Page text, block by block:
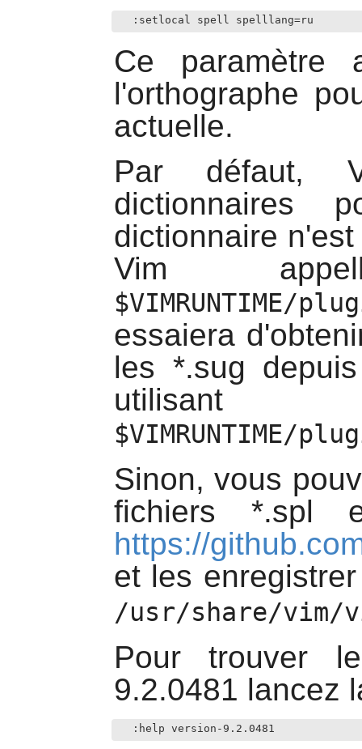
:setlocal spell spelllang=ru
Ce paramètre
l'orthographe
actuelle.
Par défaut,
dictionnaires
dictionnaire
Vim
$VIMRUNTIME/
essaiera
les *.sug
$VIMRUNTIME/
Sinon, vous
fichiers
https://
et les
/usr/share/vim/
Pour trouver
9.2.0481 lancez
:help version-9.2.0481